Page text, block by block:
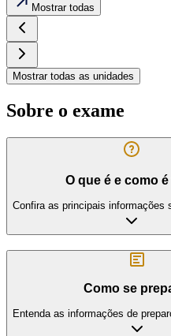
Mostrar todas
Mostrar todas as unidades
Sobre o exame
O que é e como
Confira as principais informações
Como se
Entenda as informações de